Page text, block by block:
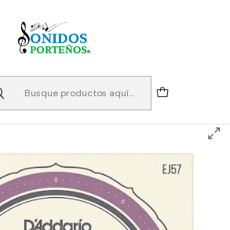
Cuerdas
Cuerdas Otros